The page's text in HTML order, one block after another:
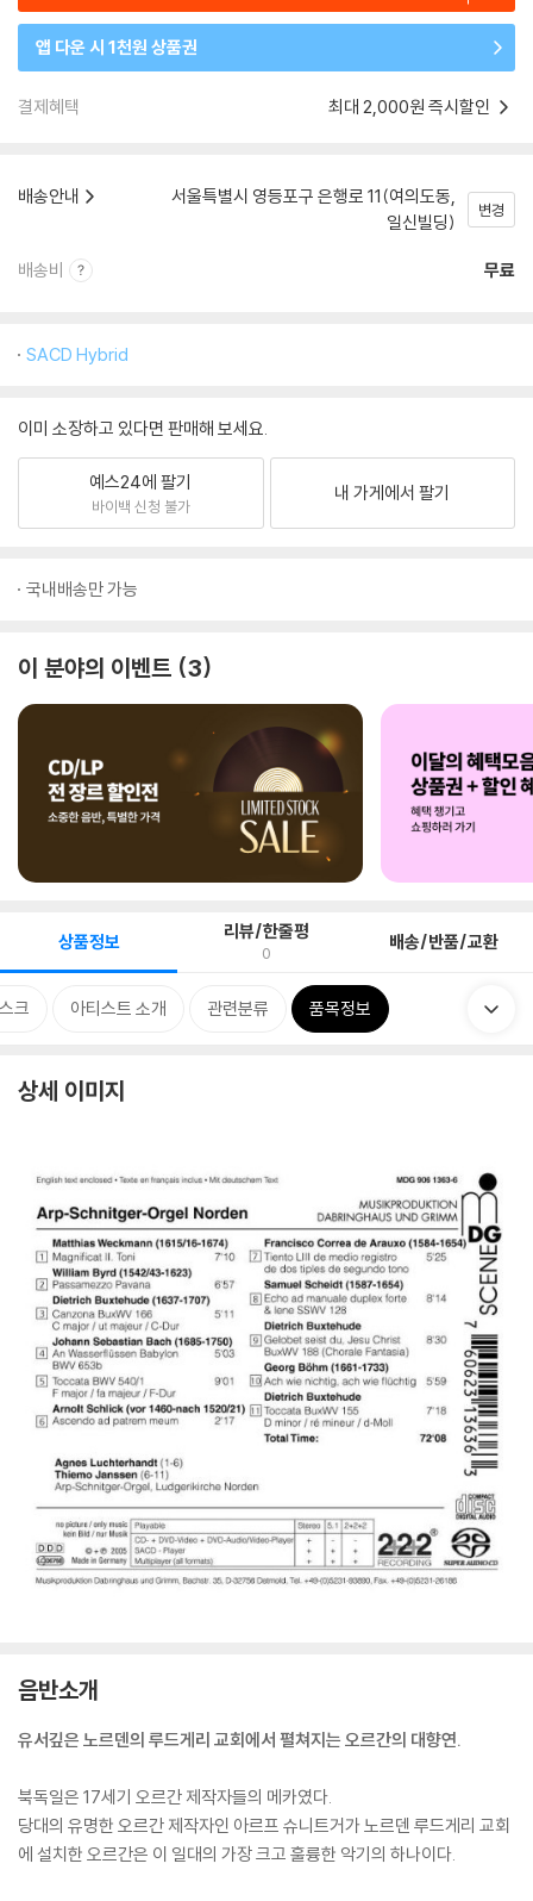
앱 다운 시 1천원 상품권
결제혜택 최대 2,000원 즉시할인
배송안내
서울특별시 영등포구 은행로 11(여의도동,
일신빌딩)
변경
배송비 무료
SACD Hybrid
이미 소장하고 있다면 판매해 보세요.
예스24에 팔기
바이백 신청 불가
내 가게에서 팔기
국내배송만 가능
이 분야의 이벤트 3
상품정보 리뷰/한줄평
0 배송/반품/교환
크 아티스트 소개 관련분류 품목정보
상세 이미지
음반소개
유서깊은 노르덴의 루드게리 교회에서 펼쳐지는 오르간의 대향연.
북독일은 17세기 오르간 제작자들의 메카였다.
당대의 유명한 오르간 제작자인 아르프 슈니트거가 노르덴 루드게리 교회
에 설치한 오르간은 이 일대의 가장 크고 훌륭한 악기의 하나이다.